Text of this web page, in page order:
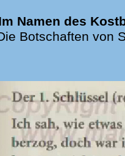
Namen des
Botschaften von